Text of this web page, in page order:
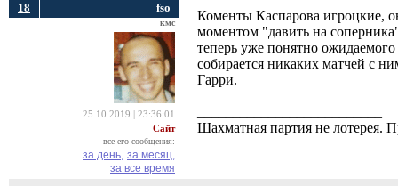
18 fso
кмс
25.10.2019 | 23:36:01
Сайт
все его сообщения:
за день, за месяц,
за все время
Коменты Каспарова игроцкие,
моментом "давить на
теперь уже понятно
собирается никаких матчей с
Гарри.
Шахматная партия не